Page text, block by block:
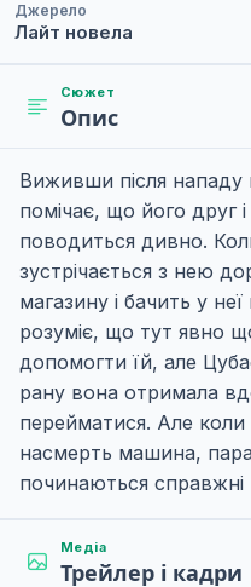
Джерело
Лайт новела
Сюжет
Опис
Виживши після нападу
помічає, що його друг
поводиться дивно.
зустрічається з нею
магазину і бачить у неї
розуміє, що тут явно
допомогти їй, але
рану вона отримала
перейматися. Але коли
насмерть машина,
починаються справжні
Медіа
Трейлер і кадри